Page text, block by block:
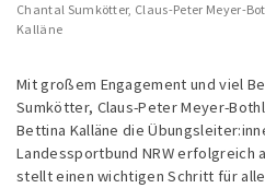
Chantal Sumkötter, Claus-Peter Meyer-
Kalläne
Mit großem Engagement und viel
Sumkötter, Claus-Peter Meyer-
Bettina Kalläne die
Landessportbund NRW erfolgreich
stellt einen wichtigen Schritt für